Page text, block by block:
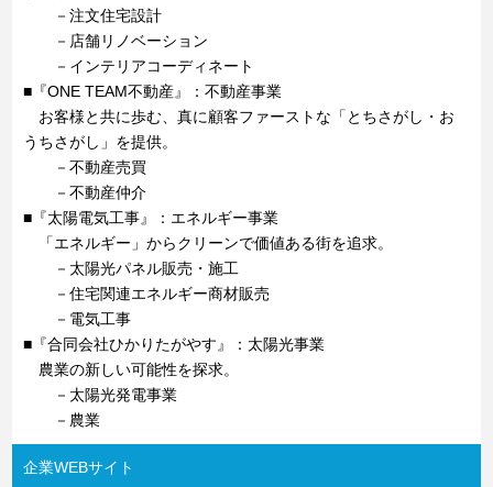
－注文住宅設計
－店舗リノベーション
－インテリアコーディネート
■『ONE TEAM不動産』：不動産事業
お客様と共に歩む、真に顧客ファーストな「とちさがし・お
うちさがし」を提供。
－不動産売買
－不動産仲介
■『太陽電気工事』：エネルギー事業
「エネルギー」からクリーンで価値ある街を追求。
－太陽光パネル販売・施工
－住宅関連エネルギー商材販売
－電気工事
■『合同会社ひかりたがやす』：太陽光事業
農業の新しい可能性を探求。
－太陽光発電事業
－農業
企業WEBサイト